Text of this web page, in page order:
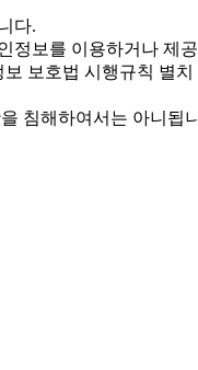
다.
정보를 이용하거나 제
보호법 시행규칙 별
침해하여서는 아니됩